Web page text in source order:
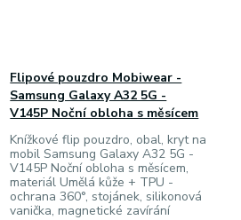
Flipové pouzdro Mobiwear -
Samsung Galaxy A32 5G -
V145P Noční obloha s měsícem
Knížkové flip pouzdro, obal, kryt na
mobil Samsung Galaxy A32 5G -
V145P Noční obloha s měsícem,
materiál Umělá kůže + TPU -
ochrana 360°, stojánek, silikonová
vanička, magnetické zavírání